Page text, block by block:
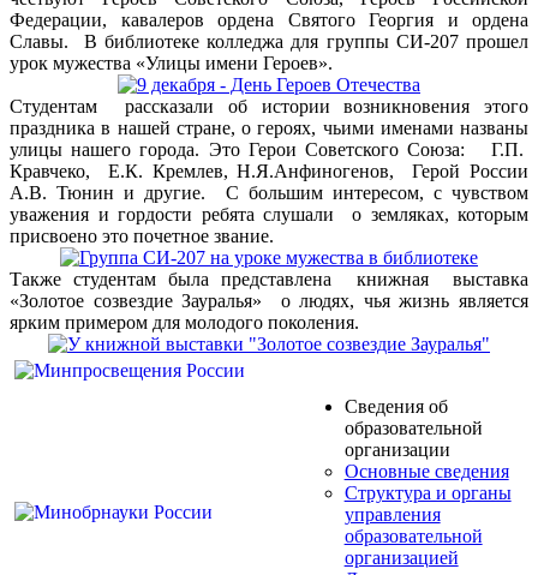
Федерации, кавалеров ордена Святого Георгия и ордена
Славы. В библиотеке колледжа для группы СИ-207 прошел
урок мужества «Улицы имени Героев».
Студентам рассказали об истории возникновения этого
праздника в нашей стране, о героях, чьими именами названы
улицы нашего города. Это Герои Советского Союза: Г.П.
Кравчеко, Е.К. Кремлев, Н.Я.Анфиногенов, Герой России
А.В. Тюнин и другие. С большим интересом, с чувством
уважения и гордости ребята слушали о земляках, которым
присвоено это почетное звание.
Также студентам была представлена книжная выставка
«Золотое созвездие Зауралья» о людях, чья жизнь является
ярким примером для молодого поколения.
Сведения об
образовательной
организации
Основные сведения
Структура и органы
управления
образовательной
организацией